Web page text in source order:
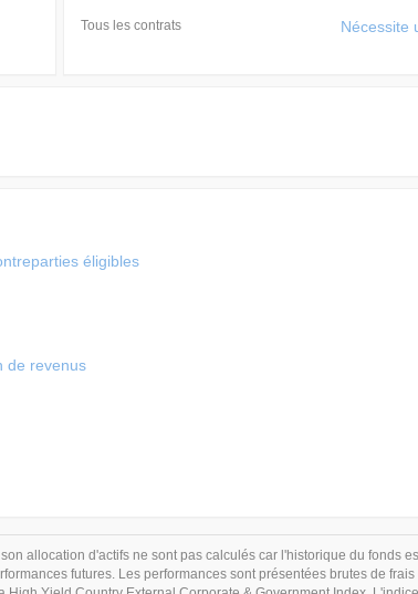
Tous les contrats Nécessite
éligibles
de revenus
allocation d'actifs ne sont pas calculés car l'historique du fonds
futures. Les performances sont présentées brutes de